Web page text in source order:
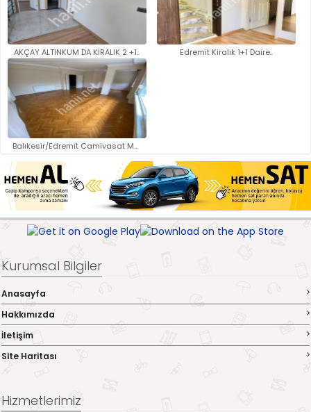
AKÇAY ALTINKUM DA KİRALIK 2 +1.. Edremit Kiralık 1+1 Daire..
Balıkesir/Edremit Camivasat Ma..
Kurumsal Bilgiler
Anasayfa
Hakkımızda
İletişim
Site Haritası
Hizmetlerimiz